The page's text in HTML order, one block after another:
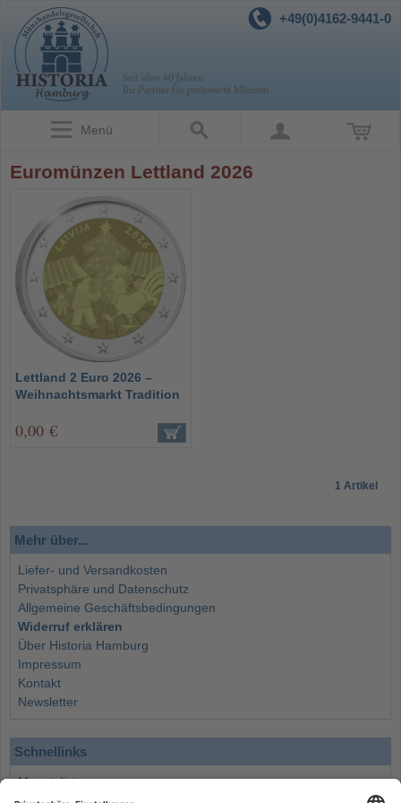
+49(0)4162-9441-0
Menü
Euromünzen Lettland 2026
Lettland 2 Euro 2026 –
Weihnachtsmarkt Tradition
0,00 €
1 Artikel
Mehr über...
Liefer- und Versandkosten
Privatsphäre und Datenschutz
Allgemeine Geschäftsbedingungen
Widerruf erklären
Über Historia Hamburg
Impressum
Kontakt
Newsletter
Schnellinks
Monatsliste